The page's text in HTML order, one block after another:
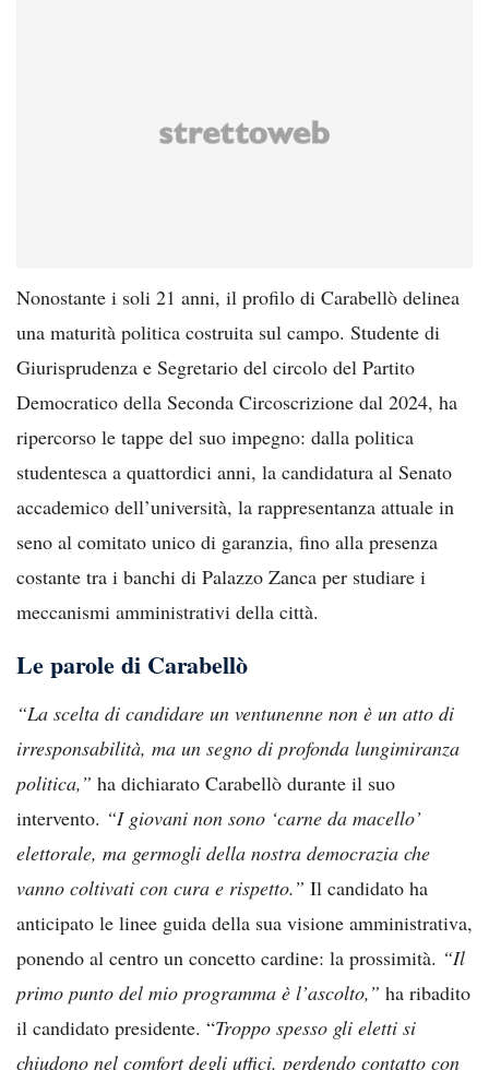
Nonostante i soli 21 anni, il profilo di Carabellò delinea
una maturità politica costruita sul campo. Studente di
Giurisprudenza e Segretario del circolo del Partito
Democratico della Seconda Circoscrizione dal 2024, ha
ripercorso le tappe del suo impegno: dalla politica
studentesca a quattordici anni, la candidatura al Senato
accademico dell’università, la rappresentanza attuale in
seno al comitato unico di garanzia, fino alla presenza
costante tra i banchi di Palazzo Zanca per studiare i
meccanismi amministrativi della città.
Le parole di Carabellò
“La scelta di candidare un ventunenne non è un atto di
irresponsabilità, ma un segno di profonda lungimiranza
politica,” ha dichiarato Carabellò durante il suo
intervento. “I giovani non sono ‘carne da macello’
elettorale, ma germogli della nostra democrazia che
vanno coltivati con cura e rispetto.” Il candidato ha
anticipato le linee guida della sua visione amministrativa,
ponendo al centro un concetto cardine: la prossimità. “Il
primo punto del mio programma è l’ascolto,” ha ribadito
il candidato presidente. “Troppo spesso gli eletti si
chiudono nel comfort degli uffici, perdendo contatto con